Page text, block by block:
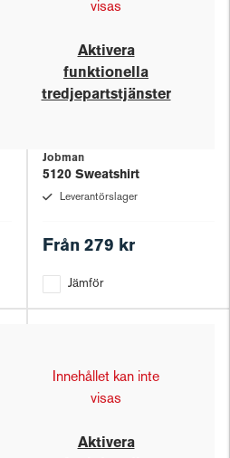
visas
Aktivera
funktionella
tredjepartstjänster
Jobman
5120 Sweatshirt
Leverantörslager
Från 279 kr
Jämför
Innehållet kan inte
visas
Aktivera